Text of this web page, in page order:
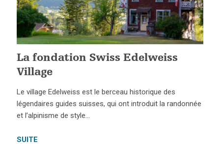
La fondation Swiss Edelweiss
Village
Le village Edelweiss est le berceau historique des
légendaires guides suisses, qui ont introduit la randonnée
et l’alpinisme de style…
SUITE